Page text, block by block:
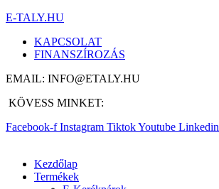
E-TALY.HU
KAPCSOLAT
FINANSZÍROZÁS
EMAIL: INFO@ETALY.HU
KÖVESS MINKET:
Facebook-f Instagram TiktokYoutube Linkedin
Kezdőlap
Termékek